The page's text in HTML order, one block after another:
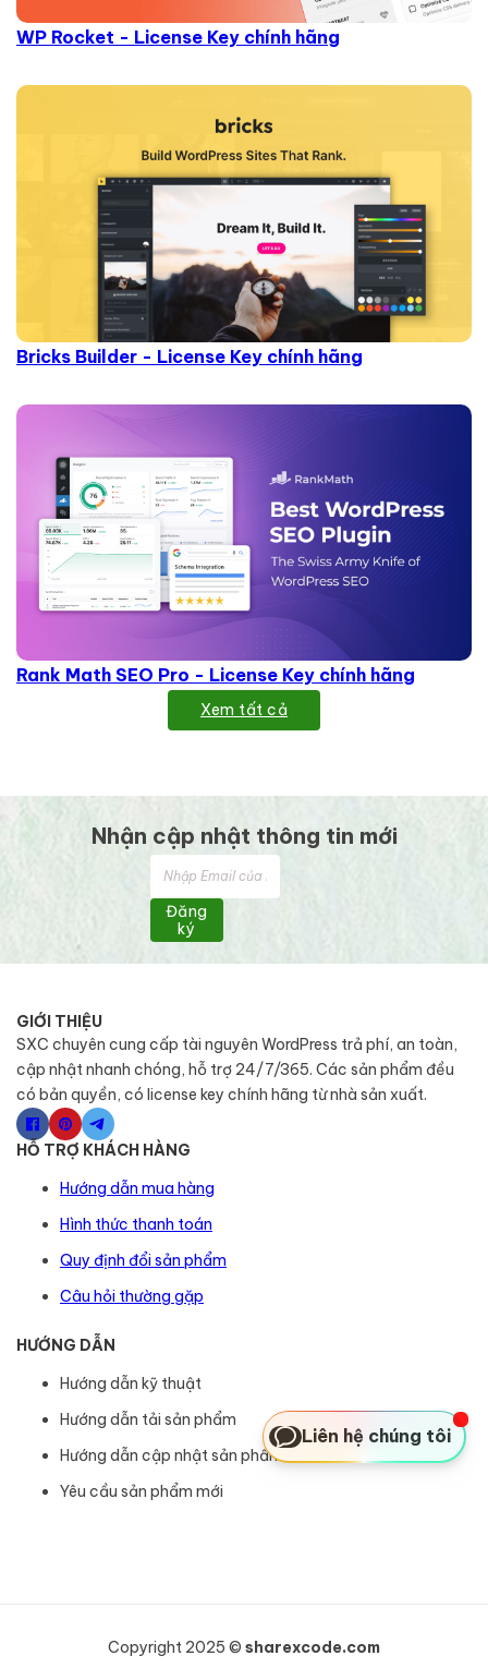
WP Rocket - License Key chính hãng
Bricks Builder - License Key chính hãng
Rank Math SEO Pro - License Key chính hãng
Xem tất cả
Nhận cập nhật thông tin mới
Đăng
ký
GIỚI THIỆU
SXC chuyên cung cấp tài nguyên WordPress trả phí, an toàn,
cập nhật nhanh chóng, hỗ trợ 24/7/365. Các sản phẩm đều
có bản quyền, có license key chính hãng từ nhà sản xuất.
HỖ TRỢ KHÁCH HÀNG
Hướng dẫn mua hàng
Hình thức thanh toán
Quy định đổi sản phẩm
Câu hỏi thường gặp
HƯỚNG DẪN
Hướng dẫn kỹ thuật
Hướng dẫn tải sản phẩm
Hướng dẫn cập nhật sản phẩm
Yêu cầu sản phẩm mới
Copyright 2025 © sharexcode.com
Liên hệ chúng tôi